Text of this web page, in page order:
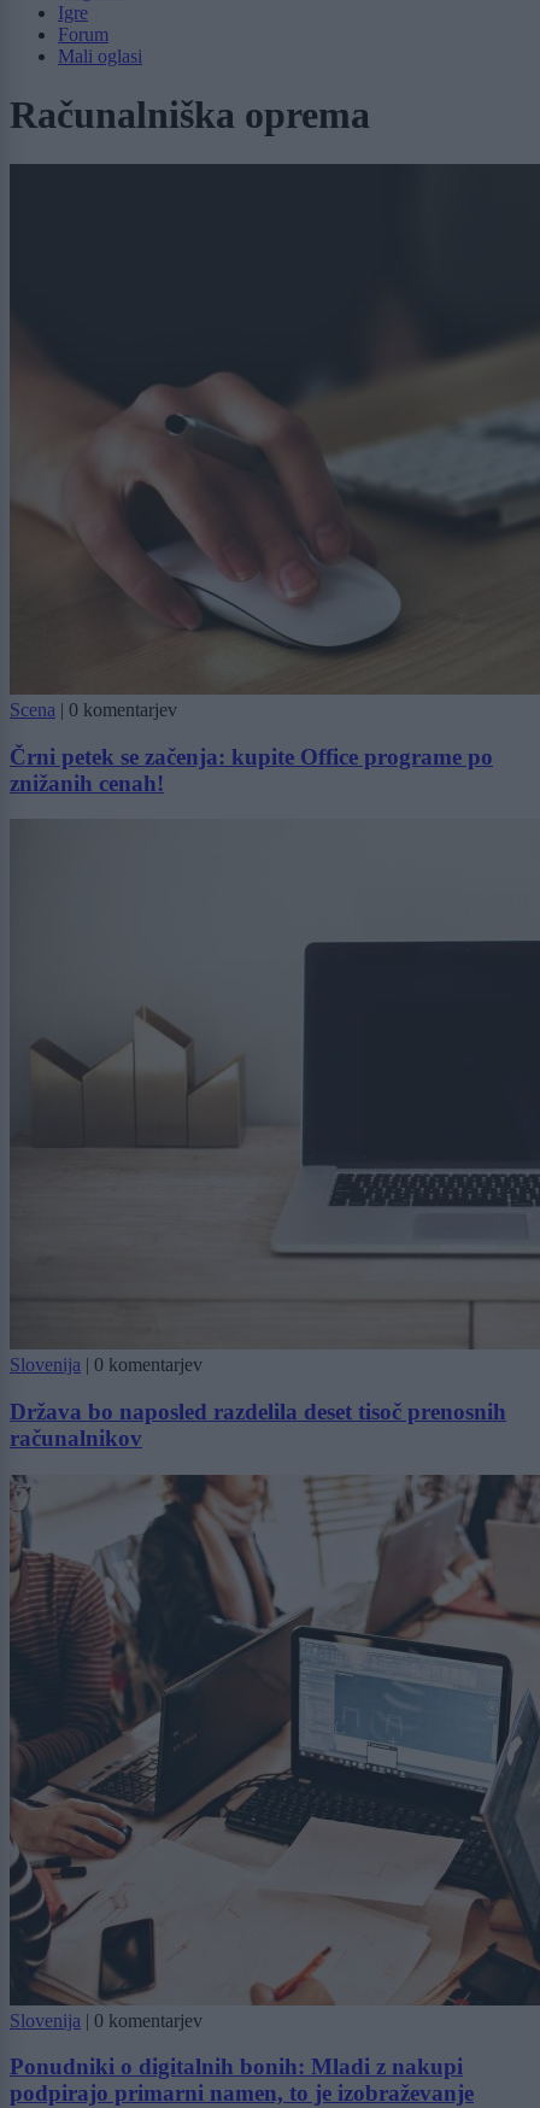
Igre
Forum
Mali oglasi
Računalniška oprema
Scena | 0 komentarjev
Črni petek se začenja: kupite Office programe po
znižanih cenah!
Slovenija | 0 komentarjev
Država bo naposled razdelila deset tisoč prenosnih
računalnikov
Slovenija | 0 komentarjev
Ponudniki o digitalnih bonih: Mladi z nakupi
podpirajo primarni namen, to je izobraževanje